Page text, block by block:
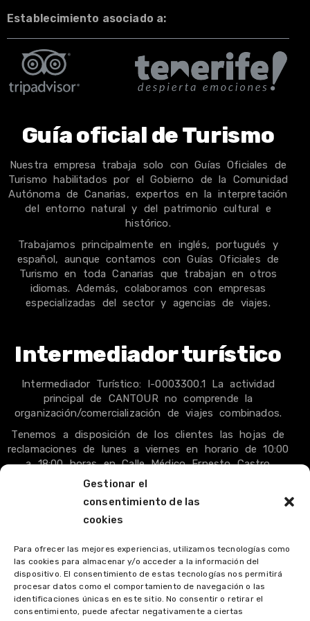
Gestionar el
consentimiento de las
cookies
Para ofrecer las mejores experiencias, utilizamos tecnologías como
las cookies para almacenar y/o acceder a la información del
dispositivo. El consentimiento de estas tecnologías nos permitirá
procesar datos como el comportamiento de navegación o las
identificaciones únicas en este sitio. No consentir o retirar el
consentimiento, puede afectar negativamente a ciertas
Establecimiento asociado a:
Guía oficial de Turismo
Nuestra empresa trabaja solo con Guías Oficiales de
Turismo habilitados por el Gobierno de la Comunidad
Autónoma de Canarias, expertos en la interpretación
del entorno natural y del patrimonio cultural e
histórico.
Trabajamos principalmente en inglés, portugués y
español, aunque contamos con Guías Oficiales de
Turismo en toda Canarias que trabajan en otros
idiomas. Además, colaboramos con empresas
especializadas del sector y agencias de viajes.
Intermediador turístico
Intermediador Turístico: I-0003300.1 La actividad
principal de CANTOUR no comprende la
organización/comercialización de viajes combinados.
Tenemos a disposición de los clientes las hojas de
reclamaciones de lunes a viernes en horario de 10:00
a 18:00 horas en Calle Médico Ernesto Castro
Fariña, 105, Tacoronte, S/C de Tenerife.
Más información en +34 619 356 977.
PROGRAMA KIT DIGITAL COFINANCIADO POR LOS
FONDOS NEXT GENERATION (EU) DEL MECANISMO DE
RECUPERACIÓN Y RESILIENCIA